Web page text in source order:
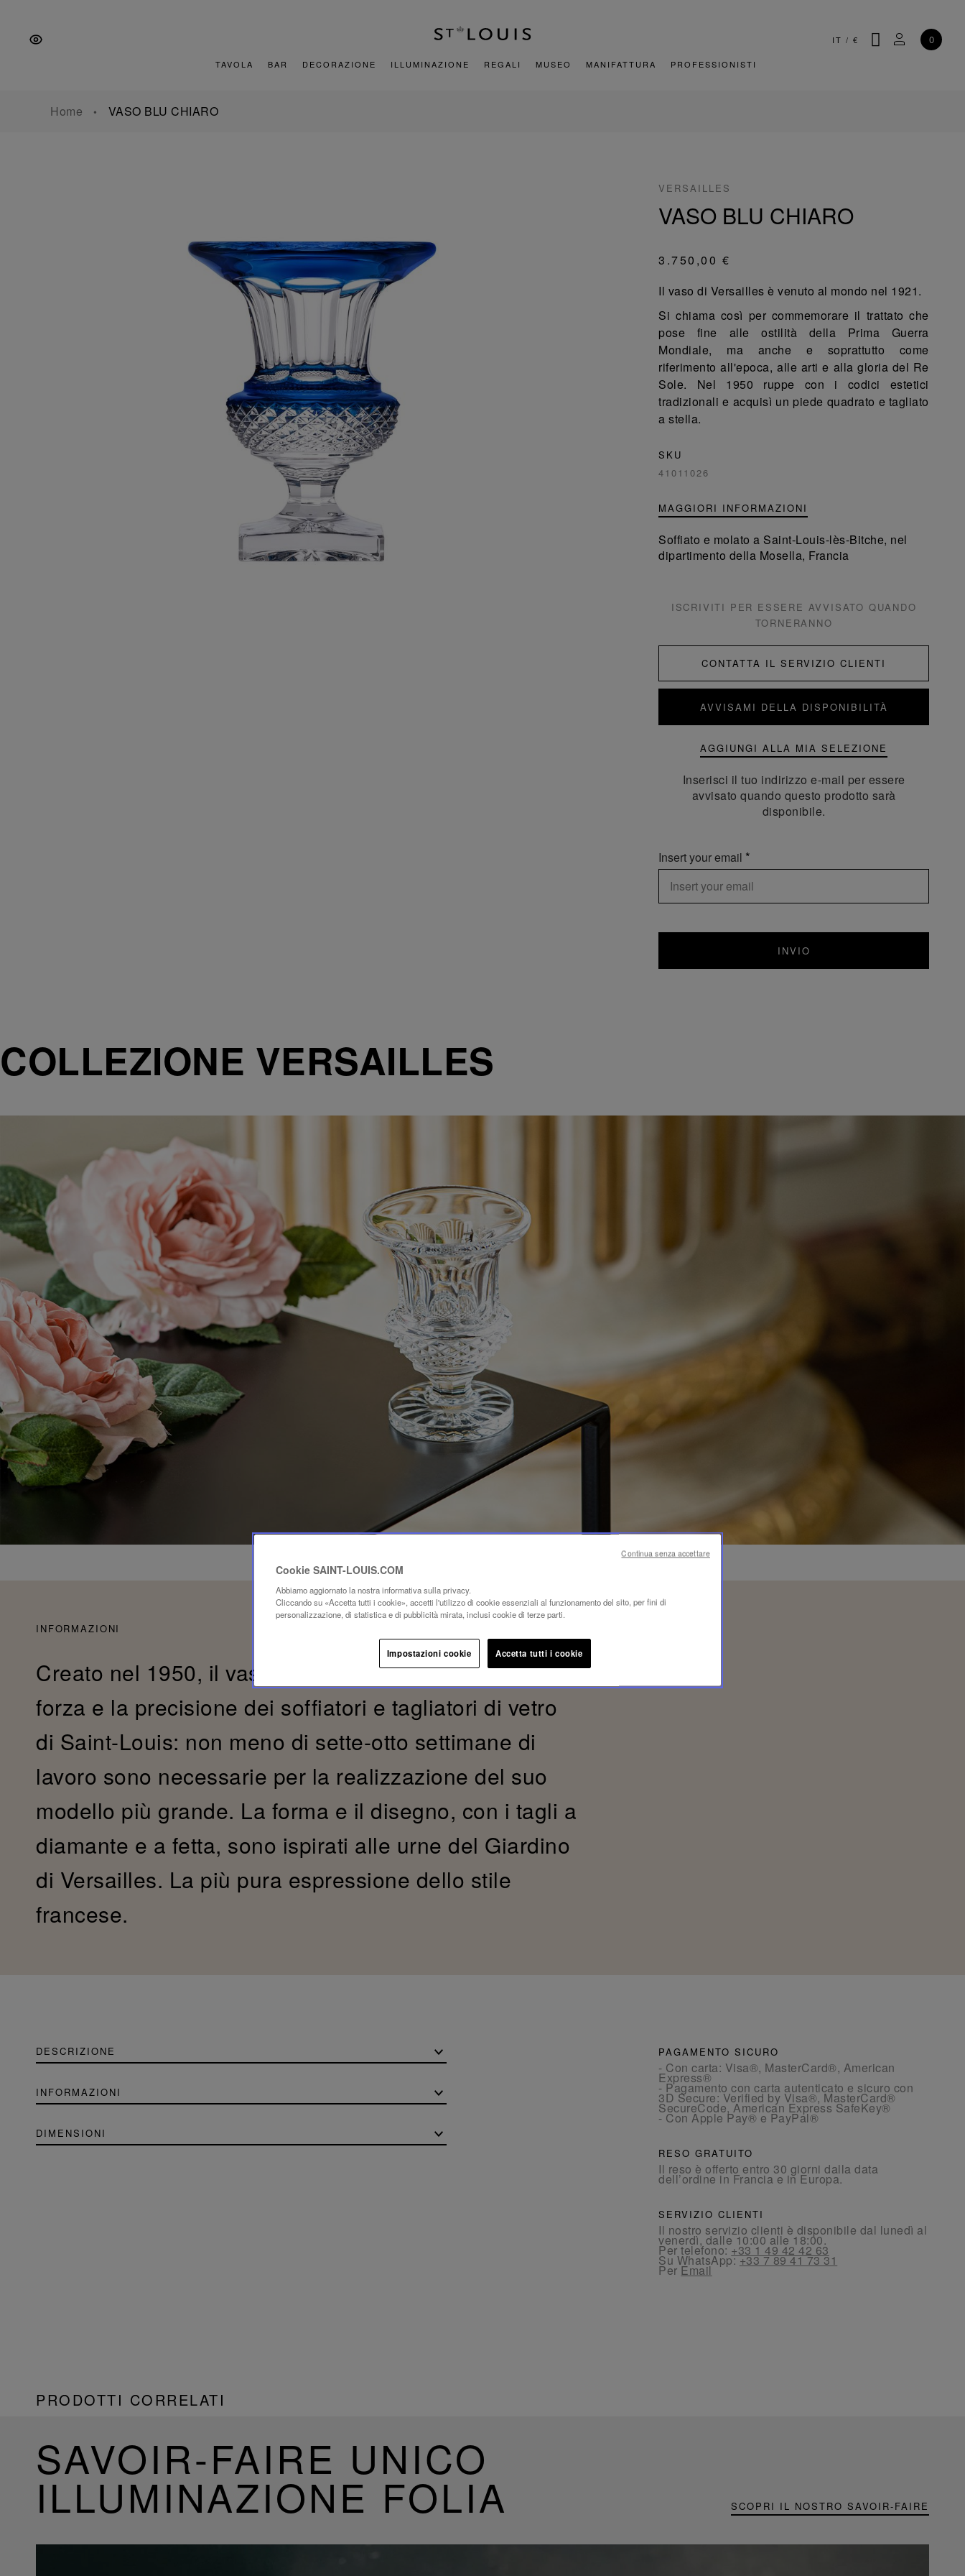
navigazione
contenuto
IT / € CERCAIL MIO
0
TAVOLA BAR DECORAZIONE ILLUMINAZIONE REGALI MUSEO MANIFATTURA PROFESSIONISTI
Home VASO BLU CHIARO
VERSAILLES
VASO BLU CHIARO
3.750,00 €
Il vaso di Versailles è venuto al mondo nel 1921.
Si chiama così per commemorare il trattato che
pose fine alle ostilità della Prima Guerra
Mondiale, ma anche e soprattutto come
riferimento all'epoca, alle arti e alla gloria del Re
Sole. Nel 1950 ruppe con i codici estetici
tradizionali e acquisì un piede quadrato e tagliato
a stella.
SKU
41011026
MAGGIORI INFORMAZIONI
Soffiato e molato a Saint-Louis-lès-Bitche, nel
dipartimento della Mosella, Francia
ISCRIVITI PER ESSERE AVVISATO QUANDO
TORNERANNO
CONTATTA IL SERVIZIO CLIENTI
AVVISAMI DELLA DISPONIBILITÀ
AGGIUNGI ALLA MIA SELEZIONE
Inserisci il tuo indirizzo e-mail per essere
avvisato quando questo prodotto sarà
disponibile.
Insert your email
INVIO
COLLEZIONE VERSAILLES
INFORMAZIONI
Creato nel 1950, il vaso Versailles mette alla prova la
forza e la precisione dei soffiatori e tagliatori di vetro
di Saint-Louis: non meno di sette-otto settimane di
lavoro sono necessarie per la realizzazione del suo
modello più grande. La forma e il disegno, con i tagli a
diamante e a fetta, sono ispirati alle urne del Giardino
di Versailles. La più pura espressione dello stile
francese.
DESCRIZIONE
INFORMAZIONI
DIMENSIONI
PAGAMENTO SICURO
- Con carta: Visa®, MasterCard®, American
Express®
- Pagamento con carta autenticato e sicuro con
3D Secure: Verified by Visa®, MasterCard®
SecureCode, American Express SafeKey®
- Con Apple Pay® e PayPal®
RESO GRATUITO
Il reso è offerto entro 30 giorni dalla data
dell’ordine in Francia e in Europa.
SERVIZIO CLIENTI
Il nostro servizio clienti è disponibile dal lunedì al
venerdì, dalle 10:00 alle 18:00.
Per telefono:+33 1 49 42 42 63
Su WhatsApp:+33 7 89 41 73 31
PerEmail
PRODOTTI CORRELATI
SAVOIR-FAIRE UNICO
ILLUMINAZIONE FOLIA SCOPRI IL NOSTRO SAVOIR-FAIRE
Cookie SAINT-LOUIS.COM
Abbiamo aggiornato la nostra informativa sulla privacy.
Cliccando su «Accetta tutti i cookie», accetti l'utilizzo di cookie essenziali al funzionamento del sito, per fini di
personalizzazione, di statistica e di pubblicità mirata, inclusi cookie di terze parti.
Impostazioni cookie Accetta tutti i cookie
Continua senza accettare